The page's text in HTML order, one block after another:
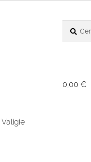
Valigie
0,00 €